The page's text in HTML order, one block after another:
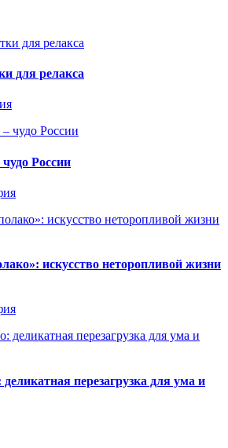
для релакса
России
искусство неторопливой жизни
перезагрузка для ума и